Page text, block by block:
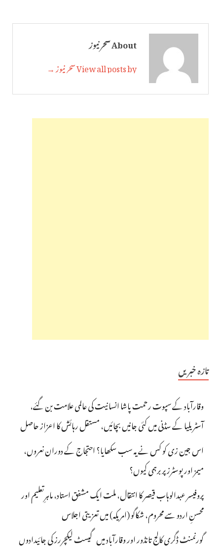
About سحر نیوز
View all posts by سحر نیوز →
تازہ خبریں
وقارآباد کے سپوت رحمت پاشا انسانیت کی عالمی علامت بن گئے،
آسٹریلیا کے سڈنی میں کئی جانیں بچائیں، مستقل رہائش کا اعزاز حاصل
اس جین زی کو کس نے یہ سب سکھایا؟ احتجاج کے دوران نعروں،
میمز اور پوسٹرز پر برہمی کیوں؟
پروفیسر عبدالوہاب قیصر کا انتقال، ملت ایک مشفق استاد، ماہرِتعلیم اور
محسنِ اردو سے محروم، شکاگو (امریکہ) میں تعزیتی اجلاس
گورنمنٹ ڈگری کالج تانڈور اور وقارآباد میں گیسٹ لیکچررز کی جائیدادوں